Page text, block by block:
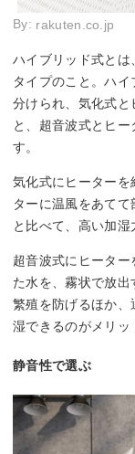
By: rakuten.co.jp
ハイブリッド式とは
タイプのこと。ハ
分けられ、気化式
と、超音波式とヒ
す。
気化式にヒーター
ターに温風をあて
と比べて、高い加湿
超音波式にヒータ
た水を、霧状で放
繁殖を防げるほか、
湿できるのがメリッ
静音性で選ぶ